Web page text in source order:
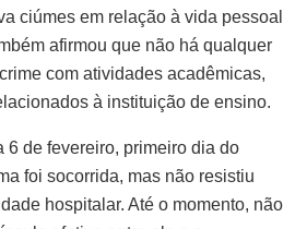
ciúmes em relação à vida pessoal
afirmou que não há qualquer
com atividades acadêmicas,
à instituição de ensino.
6 de fevereiro, primeiro dia do
foi socorrida, mas não resistiu
hospitalar. Até o momento, não